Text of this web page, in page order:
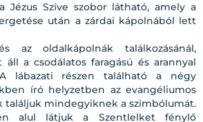
Jézus Szíve szobor látható, amely a
után a zárdai kápolnából lett
az oldalkápolnák találkozásánál,
áll a csodálatos faragású és arannyal
lábazati részen található a négy
író helyzetben az evangéliumos
találjuk mindegyiknek a szimbólumát.
alul látjuk a Szentlelket fénylő